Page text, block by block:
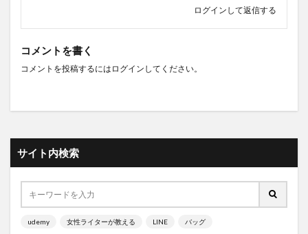
ログインして返信する
コメントを書く
コメントを投稿するには ログイン してください。
サイト内検索
udemy 女性ライターが教える LINE バッグ